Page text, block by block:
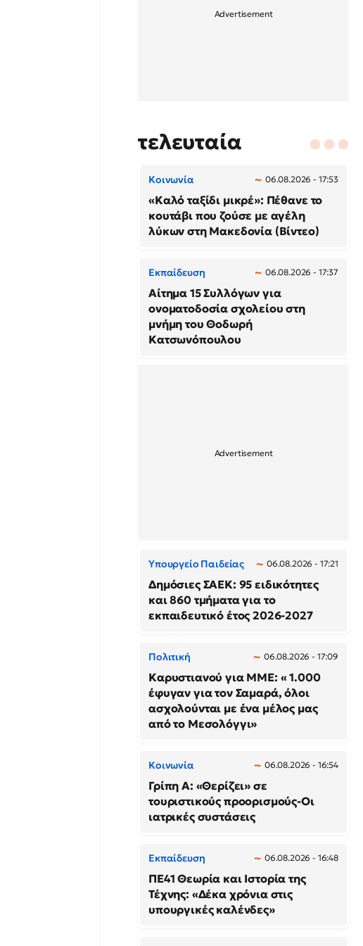
τελευταία
Κοινωνία 06.08.2026 - 17:53
«Καλό ταξίδι μικρέ»: Πέθανε το
κουτάβι που ζούσε με αγέλη
λύκων στη Μακεδονία (Βίντεο)
Εκπαίδευση 06.08.2026 - 17:37
Αίτημα 15 Συλλόγων για
ονοματοδοσία σχολείου στη
μνήμη του Θοδωρή
Κατσωνόπουλου
Υπουργείο Παιδείας 06.08.2026 - 17:21
Δημόσιες ΣΑΕΚ: 95 ειδικότητες
και 860 τμήματα για το
εκπαιδευτικό έτος 2026-2027
Πολιτική 06.08.2026 - 17:09
Καρυστιανού για ΜΜΕ: « 1.000
έφυγαν για τον Σαμαρά, όλοι
ασχολούνται με ένα μέλος μας
από το Μεσολόγγι»
Κοινωνία 06.08.2026 - 16:54
Γρίπη Α: «Θερίζει» σε
τουριστικούς προορισμούς-Οι
ιατρικές συστάσεις
Εκπαίδευση 06.08.2026 - 16:48
ΠΕ41 Θεωρία και Ιστορία της
Τέχνης: «Δέκα χρόνια στις
υπουργικές καλένδες»